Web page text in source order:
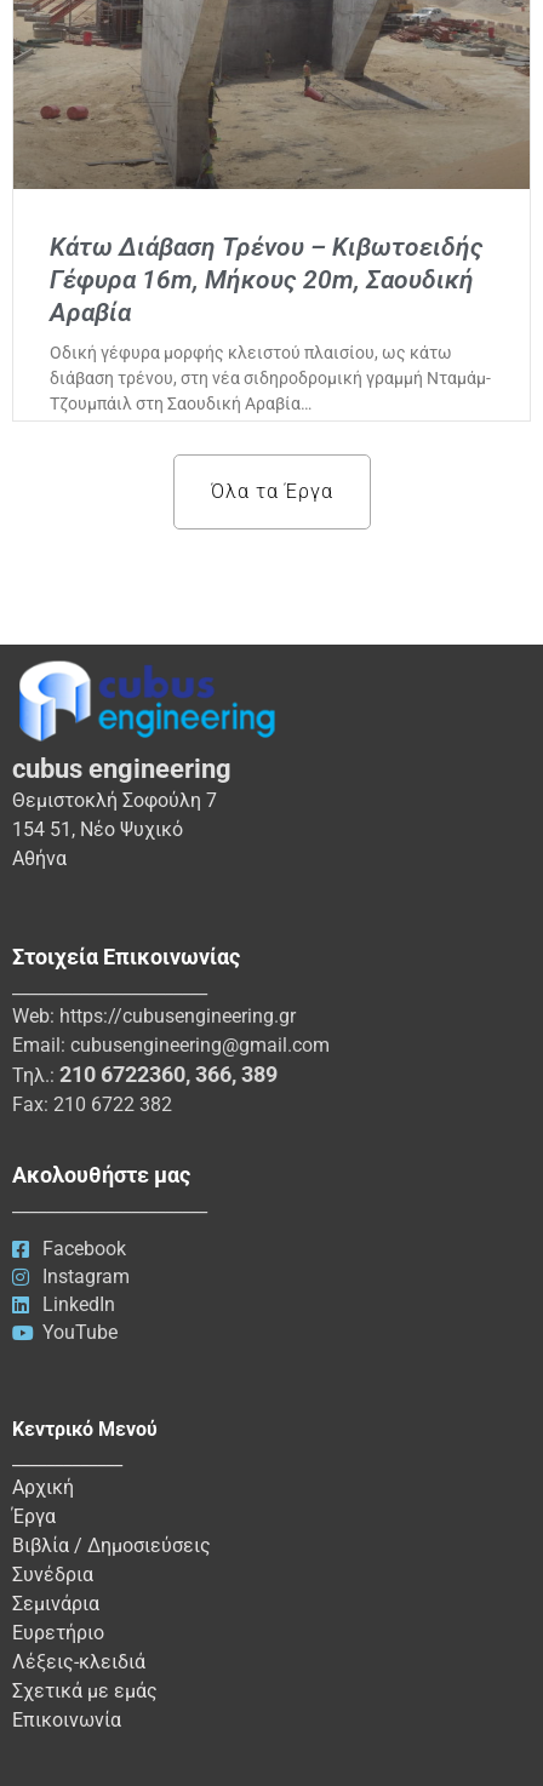
Κάτω Διάβαση Τρένου – Κιβωτοειδής
Γέφυρα 16m, Μήκους 20m, Σαουδική
Αραβία
Οδική γέφυρα μορφής κλειστού πλαισίου, ως κάτω
διάβαση τρένου, στη νέα σιδηροδρομική γραμμή Νταμάμ-
Τζουμπάιλ στη Σαουδική Αραβία…
Όλα τα Έργα
cubus engineering
Θεμιστοκλή Σοφούλη 7
154 51, Νέο Ψυχικό
Αθήνα
Στοιχεία Επικοινωνίας
Web: https://cubusengineering.gr
Email: cubusengineering@gmail.com
Τηλ.: 210 6722360,366,389
Fax: 210 6722 382
Ακολουθήστε μας
Facebook
Instagram
LinkedIn
YouTube
Κεντρικό Μενού
Αρχική
Έργα
Βιβλία / Δημοσιεύσεις
Συνέδρια
Σεμινάρια
Ευρετήριο
Λέξεις-κλειδιά
Σχετικά με εμάς
Επικοινωνία